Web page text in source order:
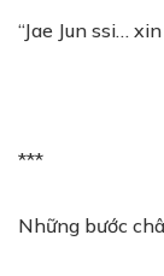
“Jae Jun ssi…
***
Những bước